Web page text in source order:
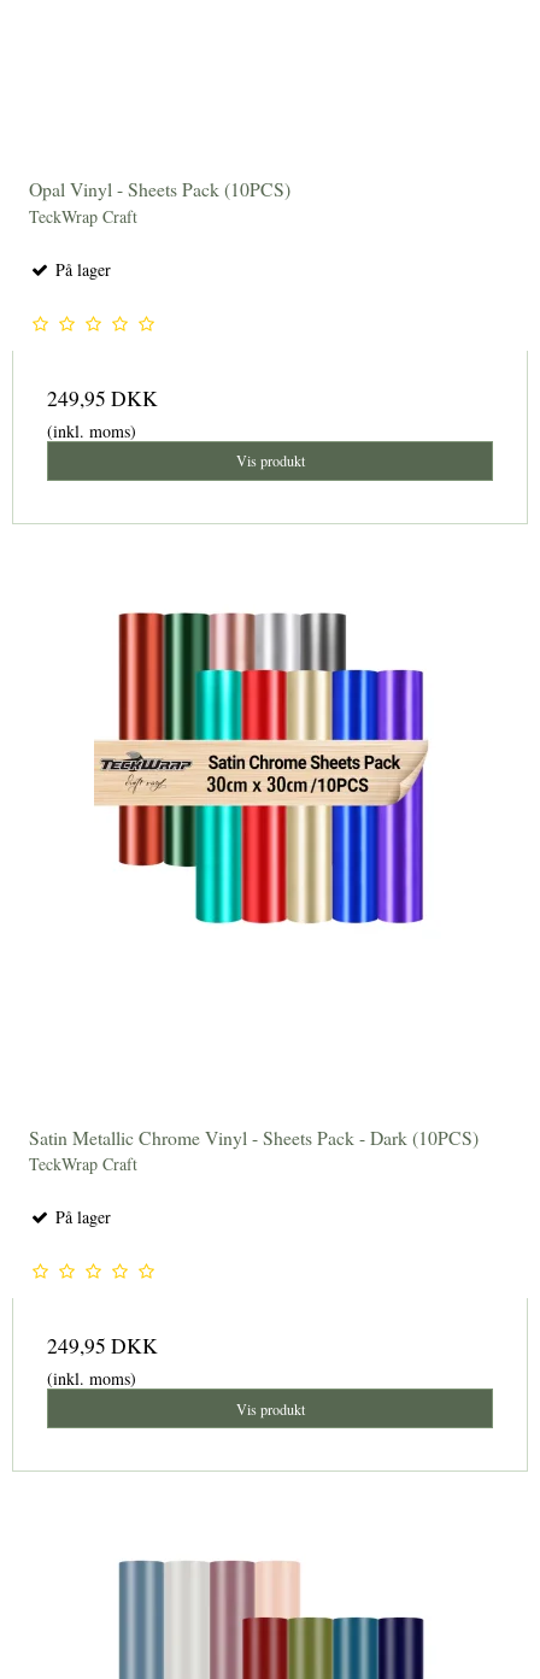
Opal Vinyl - Sheets Pack (10PCS)
TeckWrap Craft
På lager
249,95 DKK
(inkl. moms)
Vis produkt
Satin Metallic Chrome Vinyl - Sheets Pack - Dark (10PCS)
TeckWrap Craft
På lager
249,95 DKK
(inkl. moms)
Vis produkt